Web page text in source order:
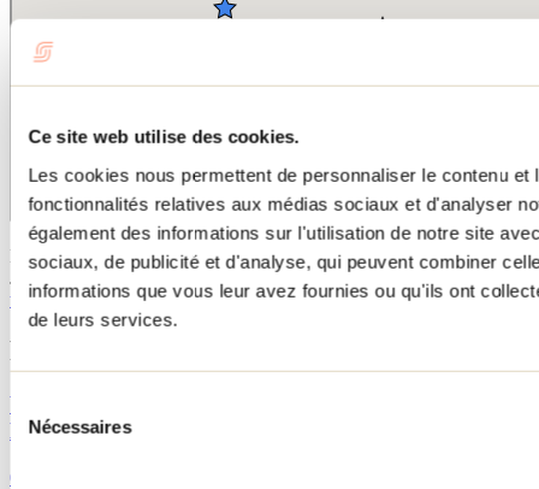
Ce site web utilise des cookies.
Les cookies nous permettent de personnaliser le contenu
fonctionnalités relatives aux médias sociaux et d'analyser
également des informations sur l'utilisation de notre site
sociaux, de publicité et d'analyse, qui peuvent combiner
informations que vous leur avez fournies ou qu'ils ont
de leurs services.
Sélection
du Nécessaires
Bon séjour dans Lanaudière!
Jennifer
www.moimessouliers.org
Publications reliées
Vignoble Lano D’Or : un moment sur le Saint-
Laurent
02 août 2017